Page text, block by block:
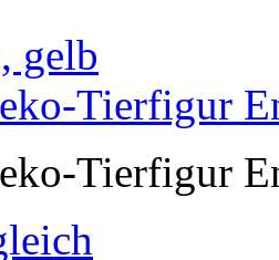
Tierfigur
Tierfigur